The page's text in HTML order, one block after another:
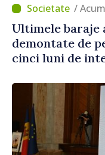
/
Ultimele
demontate de
cinci luni de